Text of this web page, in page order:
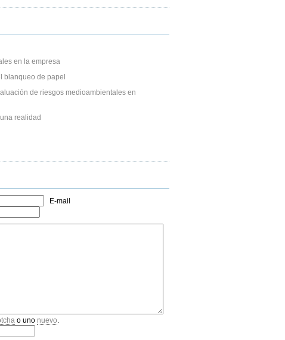
en la empresa
blanqueo de papel
de riesgos medioambientales en
realidad
E-mail
o uno nuevo.